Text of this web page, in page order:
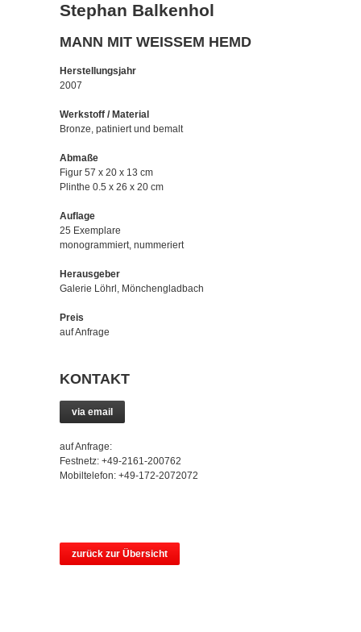
Stephan Balkenhol
MANN MIT WEISSEM HEMD
Herstellungsjahr
2007
Werkstoff / Material
Bronze, patiniert und bemalt
Abmaße
Figur 57 x 20 x 13 cm
Plinthe 0.5 x 26 x 20 cm
Auflage
25 Exemplare
monogrammiert, nummeriert
Herausgeber
Galerie Löhrl, Mönchengladbach
Preis
auf Anfrage
KONTAKT
via email
auf Anfrage:
Festnetz: +49-2161-200762
Mobiltelefon: +49-172-2072072
zurück zur Übersicht